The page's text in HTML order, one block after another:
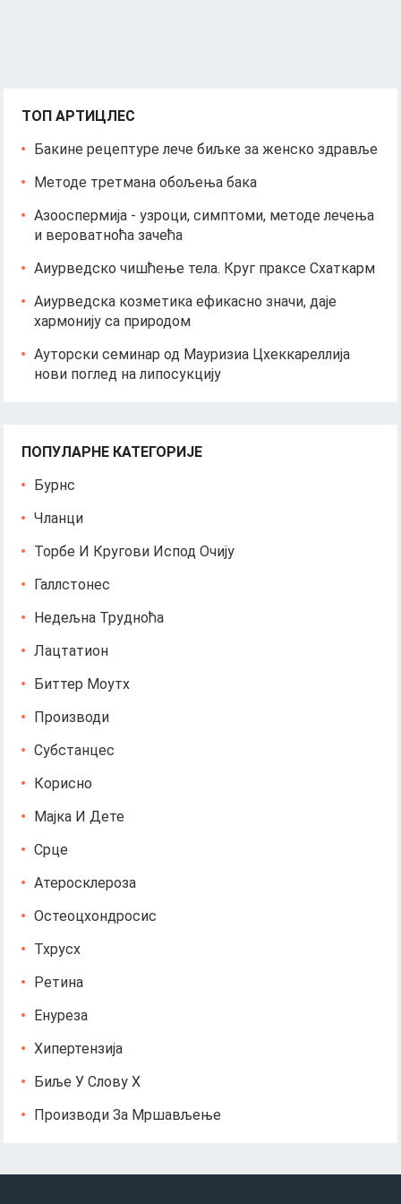
ТОП АРТИЦЛЕС
Бакине рецептуре лече биљке за женско здравље
Методе третмана обољења бака
Азооспермија - узроци, симптоми, методе лечења
и вероватноћа зачећа
Аиурведско чишћење тела. Круг праксе Схаткарм
Аиурведска козметика ефикасно значи, даје
хармонију са природом
Ауторски семинар од Мауризиа Цхеккареллија
нови поглед на липосукцију
ПОПУЛАРНЕ КАТЕГОРИЈЕ
Бурнс
Чланци
Торбе И Кругови Испод Очију
Галлстонес
Недељна Трудноћа
Лацтатион
Биттер Моутх
Производи
Субстанцес
Корисно
Мајка И Дете
Срце
Атеросклероза
Остеоцхондросис
Тхрусх
Ретина
Енуреза
Хипертензија
Биље У Слову Х
Производи За Мршављење